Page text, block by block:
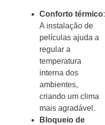
Conforto térmico:
A instalação de
películas ajuda a
regular a
temperatura
interna dos
ambientes,
criando um clima
mais agradável.
Bloqueio de